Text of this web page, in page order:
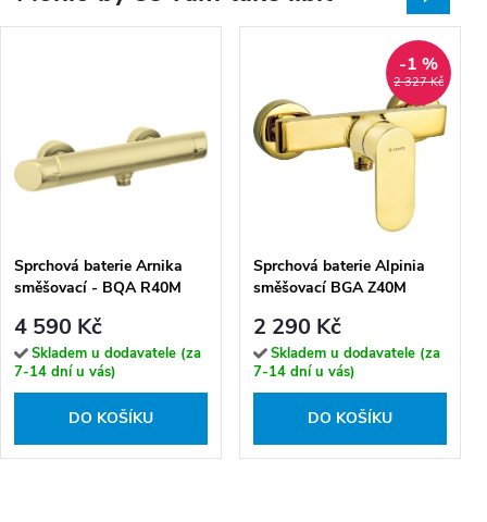
Sprchová baterie Arnika
směšovací - BQA R40M
4 590 Kč
Skladem u dodavatele (za
7-14 dní u vás)
DO KOŠÍKU
2 327 Kč
-1 %
Sprchová baterie Alpinia
směšovací BGA Z40M
2 290 Kč
Skladem u dodavatele (za
7-14 dní u vás)
DO KOŠÍKU